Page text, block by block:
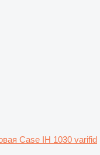
Case IH 1030 varifid